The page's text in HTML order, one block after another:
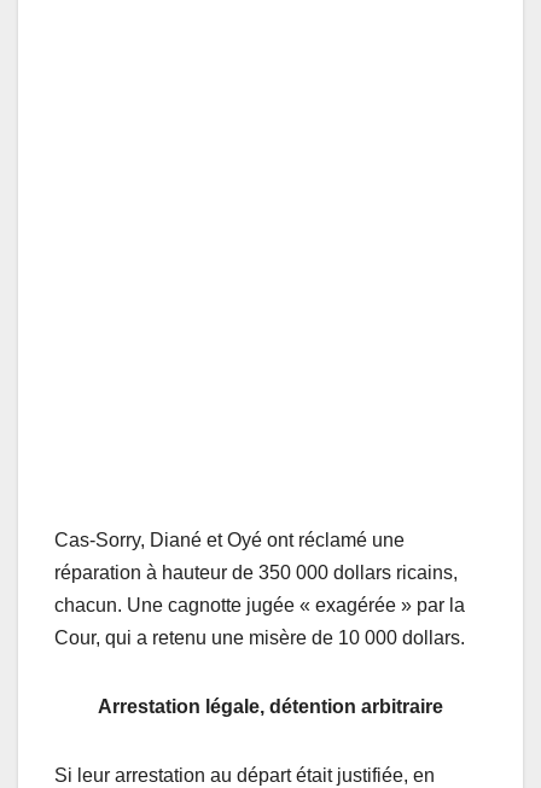
Cas-Sorry, Diané et Oyé ont réclamé une
réparation à hauteur de 350 000 dollars ricains,
chacun. Une cagnotte jugée « exagérée » par la
Cour, qui a retenu une misère de 10 000 dollars.
Arrestation légale, détention arbitraire
Si leur arrestation au départ était justifiée, en